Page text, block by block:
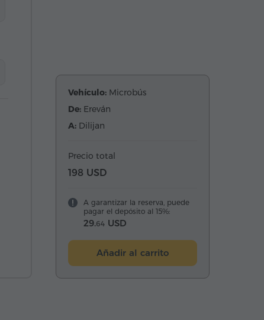
Vehículo: Microbús
De: Ereván
A: Dilijan
Precio total
198 USD
A garantizar la reserva, puede
pagar el depósito al 15%:
29.64 USD
Añadir al carrito